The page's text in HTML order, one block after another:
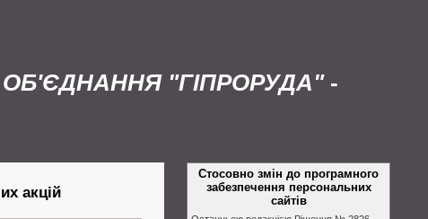
"ГІПРОРУДА"-
акцій
Стосовно змін до програмного
забезпечення персональних
сайтів